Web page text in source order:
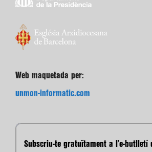
Web maquetada per:
unmon-informatic.com
Subscriu-te gratuïtament a l’e-butlletí